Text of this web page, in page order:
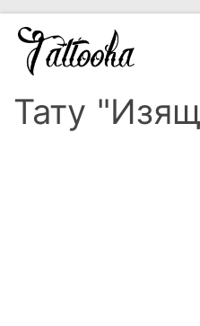
Тату